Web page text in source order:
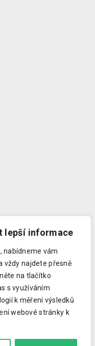
lepší informace
nabídneme vám
vždy najdete přesně
na tlačítko
s využíváním
k měření výsledků
webové stránky k